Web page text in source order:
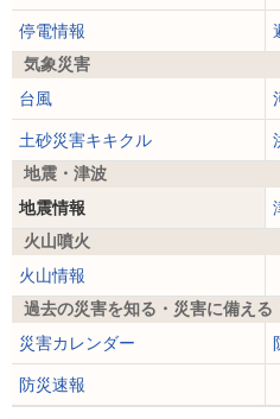
停電情報
気象災害
台風
土砂災害キキクル
地震・津波
地震情報
火山噴火
火山情報
過去の災害を知る・災害に備える
災害カレンダー
防災速報